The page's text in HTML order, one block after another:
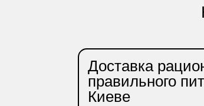
Доставка
правильного
Киеве